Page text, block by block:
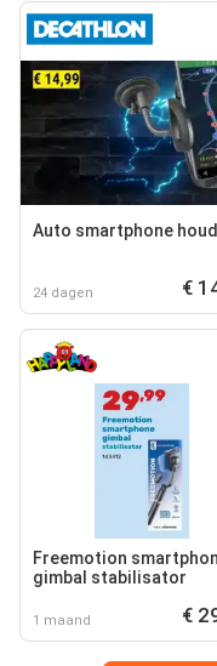
Auto smartphone
24 dagen €
Freemotion
gimbal stabilisator
1 maand €